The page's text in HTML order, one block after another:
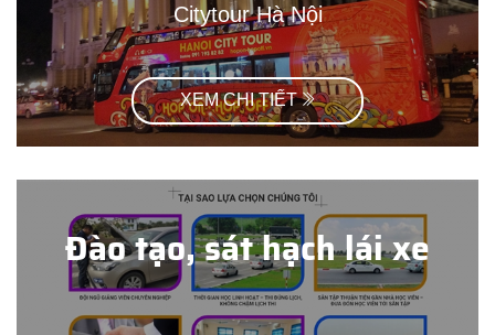
Citytour Hà Nội
XEM CHI TIẾT
Đào tạo, sát hạch lái xe